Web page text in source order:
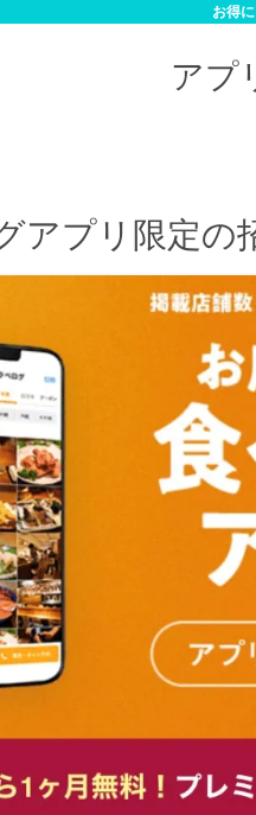
お得
アプ
アプリ限定の